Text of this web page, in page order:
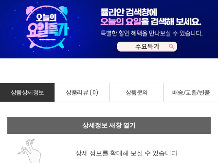
상품상세정보 상품리뷰 ( 0) 상품문의 배송/교환/반품
상세정보 새창 열기
상세 정보를 확대해 보실 수 있습니다.